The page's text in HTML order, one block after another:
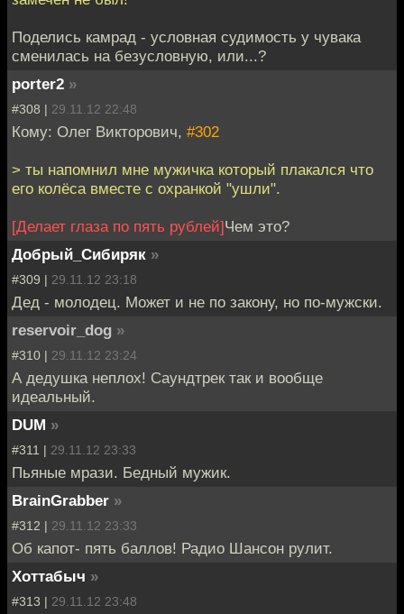
Поделись камрад - условная судимость у чувака
сменилась на безусловную, или...?
porter2 »
#308 | 29.11.12 22:48
Кому: Олег Викторович, #302
> ты напомнил мне мужичка который плакался что
его колёса вместе с охранкой "ушли".
[Делает глаза по пять рублей]Чем это?
Добрый_Сибиряк »
#309 | 29.11.12 23:18
Дед - молодец. Может и не по закону, но по-мужски.
reservoir_dog »
#310 | 29.11.12 23:24
А дедушка неплох! Саундтрек так и вообще
идеальный.
DUM »
#311 | 29.11.12 23:33
Пьяные мрази. Бедный мужик.
BrainGrabber »
#312 | 29.11.12 23:33
Об капот- пять баллов! Радио Шансон рулит.
Хоттабыч »
#313 | 29.11.12 23:48